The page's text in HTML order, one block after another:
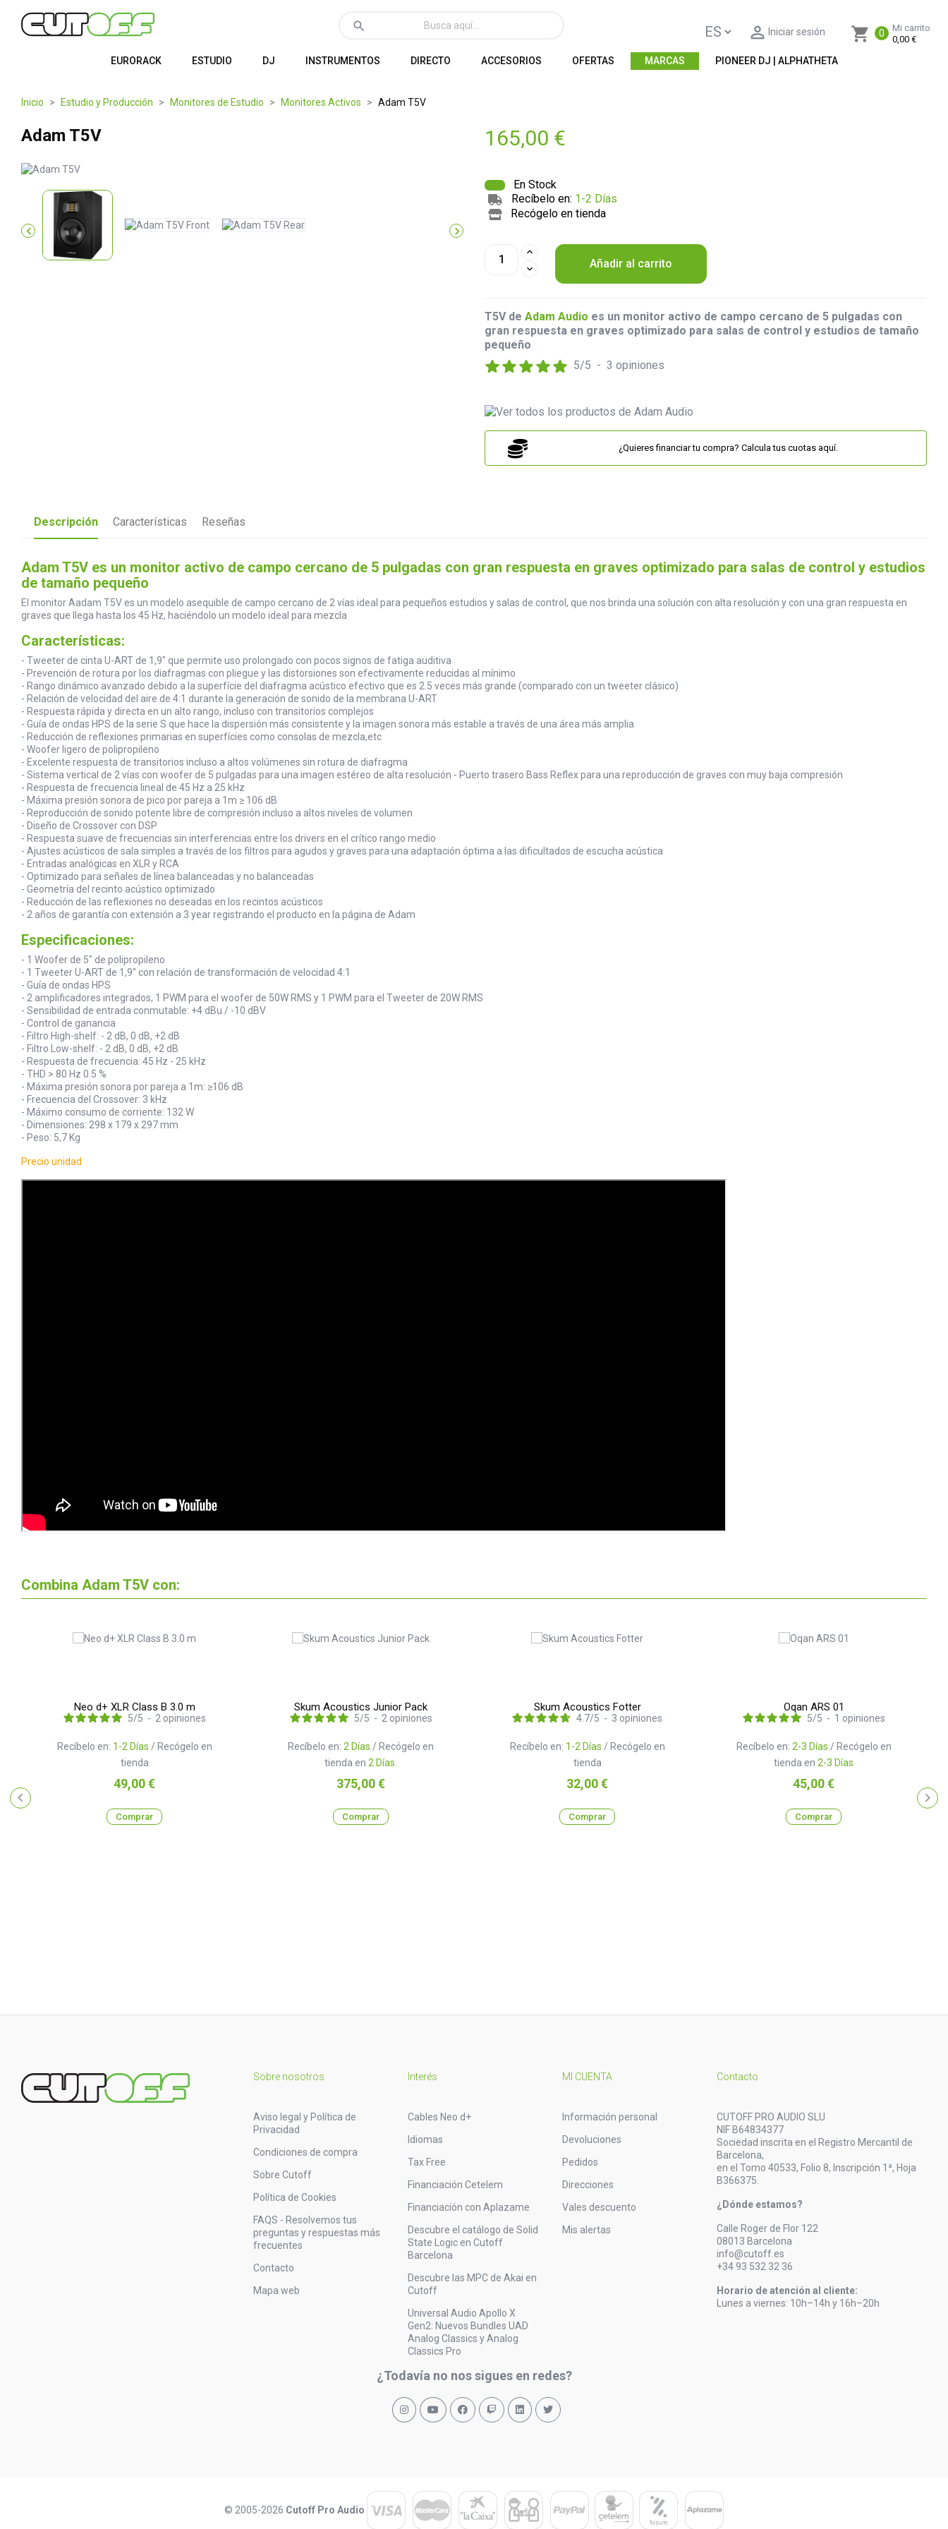
shopping_cart 0
Mi carrito
0,00 €
 Iniciar sesión
search
EURORACK ESTUDIO DJ INSTRUMENTOS DIRECTO ACCESORIOS OFERTAS MARCAS PIONEER DJ | ALPHATHETA
Inicio Estudio y Producción Monitores de Estudio Monitores Activos Adam T5V
Adam T5V
 
165,00 €
En Stock
Recíbelo en: 1-2 Días
Recógelo en tienda
Añadir al carrito
T5V de Adam Audio es un monitor activo de campo cercano de 5 pulgadas con
gran respuesta en graves optimizado para salas de control y estudios de tamaño
pequeño
5/5 - 3 opiniones
¿Quieres financiar tu compra? Calcula tus cuotas aquí.
Descripción Características Reseñas
Adam T5V es un monitor activo de campo cercano de 5 pulgadas con gran respuesta en graves optimizado para salas de control y estudios
de tamaño pequeño
El monitor Aadam T5V es un modelo asequible de campo cercano de 2 vías ideal para pequeños estudios y salas de control, que nos brinda una solución con alta resolución y con una gran respuesta en
graves que llega hasta los 45 Hz, haciéndolo un modelo ideal para mezcla
Características:
- Tweeter de cinta U-ART de 1,9" que permite uso prolongado con pocos signos de fatiga auditiva
- Prevención de rotura por los diafragmas con pliegue y las distorsiones son efectivamente reducidas al mínimo
- Rango dinámico avanzado debido a la superfície del diafragma acústico efectivo que es 2.5 veces más grande (comparado con un tweeter clásico)
- Relación de velocidad del aire de 4:1 durante la generación de sonido de la membrana U-ART
- Respuesta rápida y directa en un alto rango, incluso con transitorios complejos
- Guía de ondas HPS de la serie S que hace la dispersión más consistente y la imagen sonora más estable a través de una área más amplia
- Reducción de reflexiones primarias en superfícies como consolas de mezcla,etc
- Woofer ligero de polipropileno
- Excelente respuesta de transitorios incluso a altos volúmenes sin rotura de diafragma
- Sistema vertical de 2 vías con woofer de 5 pulgadas para una imagen estéreo de alta resolución - Puerto trasero Bass Reflex para una reproducción de graves con muy baja compresión
- Respuesta de frecuencia lineal de 45 Hz a 25 kHz
- Máxima presión sonora de pico por pareja a 1m ≥ 106 dB
- Reproducción de sonido potente libre de compresión incluso a altos niveles de volumen
- Diseño de Crossover con DSP
- Respuesta suave de frecuencias sin interferencias entre los drivers en el crítico rango medio
- Ajustes acústicos de sala simples a través de los filtros para agudos y graves para una adaptación óptima a las dificultados de escucha acústica
- Entradas analógicas en XLR y RCA
- Optimizado para señales de línea balanceadas y no balanceadas
- Geometría del recinto acústico optimizado
- Reducción de las reflexiones no deseadas en los recintos acústicos
- 2 años de garantía con extensión a 3 year registrando el producto en la página de Adam
Especificaciones:
- 1 Woofer de 5" de polipropileno
- 1 Tweeter U-ART de 1,9" con relación de transformación de velocidad 4:1
- Guía de ondas HPS
- 2 amplificadores integrados, 1 PWM para el woofer de 50W RMS y 1 PWM para el Tweeter de 20W RMS
- Sensibilidad de entrada conmutable: +4 dBu / -10 dBV
- Control de ganancia
- Filtro High-shelf: - 2 dB, 0 dB, +2 dB
- Filtro Low-shelf: - 2 dB, 0 dB, +2 dB
- Respuesta de frecuencia: 45 Hz - 25 kHz
- THD > 80 Hz 0.5 %
- Máxima presión sonora por pareja a 1m: ≥106 dB
- Frecuencia del Crossover: 3 kHz
- Máximo consumo de corriente: 132 W
- Dimensiones: 298 x 179 x 297 mm
- Peso: 5,7 Kg
Precio unidad
Combina Adam T5V con:
Neo d+ XLR Class B 3.0 m
Recíbelo en: 1-2 Días / Recógelo en
tienda
5/5 - 2 opiniones
Precio
49,00 €
Comprar
Skum Acoustics Junior Pack
Recíbelo en: 2 Días / Recógelo en
tienda en 2 Días.
5/5 - 2 opiniones
Precio
375,00 €
Comprar
Skum Acoustics Fotter
Recíbelo en: 1-2 Días / Recógelo en
tienda
4.7/5 - 3 opiniones
Precio
32,00 €
Comprar
Oqan ARS 01
Recíbelo en: 2-3 Días / Recógelo en
tienda en 2-3 Días
5/5 - 1 opiniones
Precio
45,00 €
Comprar
Sobre nosotros
Aviso legal y Política de
Privacidad
Condiciones de compra
Sobre Cutoff
Política de Cookies
FAQS - Resolvemos tus
preguntas y respuestas más
frecuentes
Contacto
Mapa web
Interés
Cables Neo d+
Idiomas
Tax Free
Financiación Cetelem
Financiación con Aplazame
Descubre el catálogo de Solid
State Logic en Cutoff
Barcelona
Descubre las MPC de Akai en
Cutoff
Universal Audio Apollo X
Gen2: Nuevos Bundles UAD
Analog Classics y Analog
Classics Pro
MI CUENTA
Información personal
Devoluciones
Pedidos
Direcciones
Vales descuento
Mis alertas
Contacto
CUTOFF PRO AUDIO SLU
NIF B64834377
Sociedad inscrita en el Registro Mercantil de
Barcelona,
en el Tomo 40533, Folio 8, Inscripción 1ª, Hoja
B366375.
¿Dónde estamos?
Calle Roger de Flor 122
08013 Barcelona
info@cutoff.es
+34 93 532 32 36
Horario de atención al cliente:
Lunes a viernes: 10h–14h y 16h–20h
¿Todavía no nos sigues en redes?
© 2005-2026 Cutoff Pro Audio